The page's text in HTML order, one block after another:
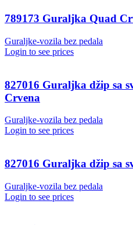
789173 Guraljka Quad
Guraljke-vozila bez pedala
Login to see prices
827016 Guraljka džip sa
Crvena
Guraljke-vozila bez pedala
Login to see prices
827016 Guraljka džip sa
Guraljke-vozila bez pedala
Login to see prices